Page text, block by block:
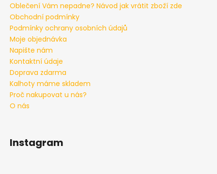
Oblečení Vám nepadne? Návod jak vrátit zboží zde
Obchodní podmínky
Podmínky ochrany osobních údajů
Moje objednávka
Napište nám
Kontaktní údaje
Doprava zdarma
Kalhoty máme skladem
Proč nakupovat u nás?
O nás
Instagram